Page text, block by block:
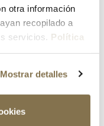
otra información
recopilado a
servicios. Política
Mostrar detalles